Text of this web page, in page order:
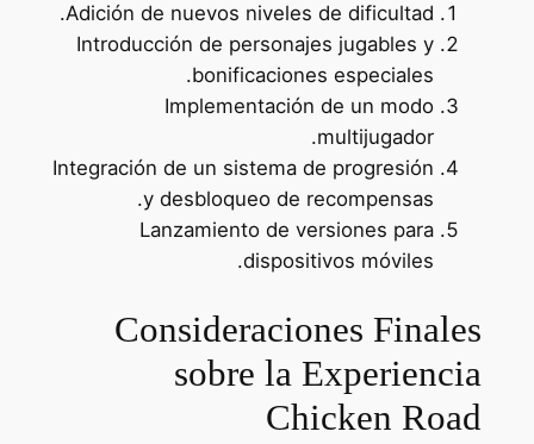
Adición de nuevos niveles de dificultad.
Introducción de personajes jugables y
bonificaciones especiales.
Implementación de un modo
multijugador.
Integración de un sistema de progresión
y desbloqueo de recompensas.
Lanzamiento de versiones para
dispositivos móviles.
Consideraciones Finales
sobre la Experiencia
Chicken Road